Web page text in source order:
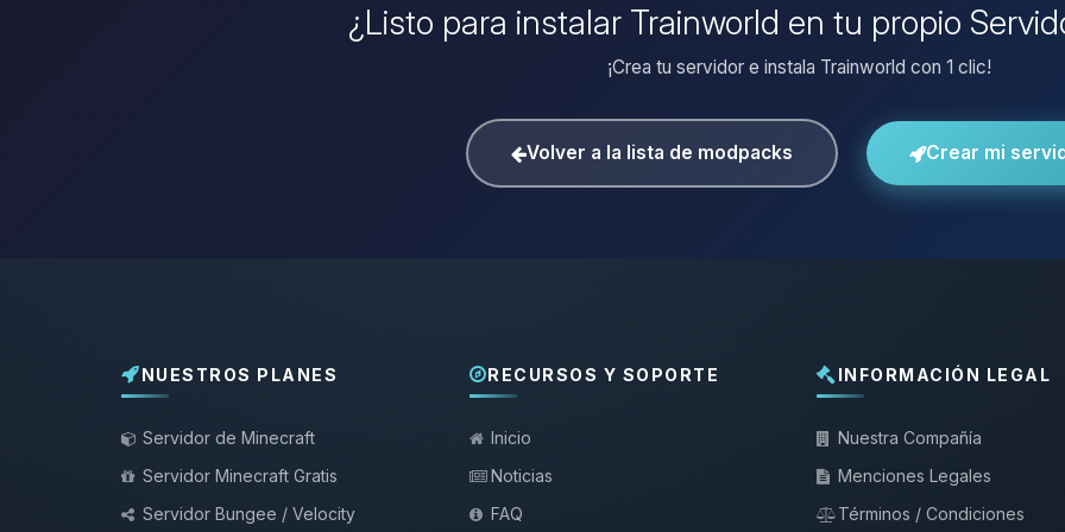
¿Listo para instalar Trainworld en tu propio
¡Crea tu servidor e instala Trainworld con 1 clic!
Volver a la lista de modpacks Crear mi
NUESTROS PLANES
Servidor de Minecraft
Servidor Minecraft Gratis
Servidor Bungee / Velocity
RECURSOS Y SOPORTE
Inicio
Noticias
FAQ
INFORMACIÓN LEGAL
Nuestra Compañía
Menciones Legales
Términos / Condiciones